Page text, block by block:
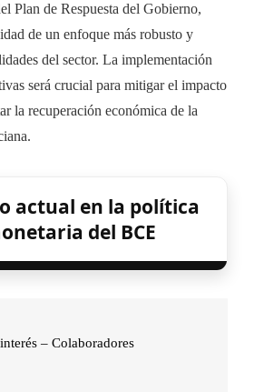
Plan de Respuesta del Gobierno,
de un enfoque más robusto y
del sector. La implementación
será crucial para mitigar el impacto
la recuperación económica de la
actual en la política
del BCE
– Colaboradores